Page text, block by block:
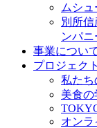
ムシ
別所
ンパ
事業につい
プロジェクト
私たち
美食の
オン